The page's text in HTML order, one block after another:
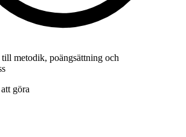
metodik, poängsättning och
göra